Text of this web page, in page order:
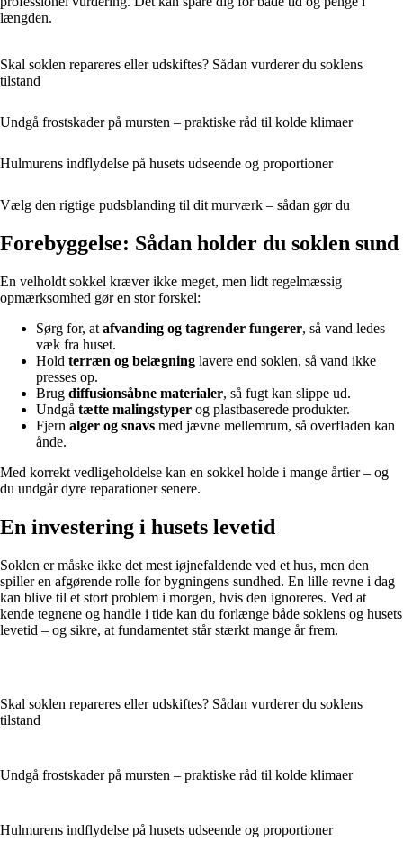
længden.
Skal soklen repareres eller udskiftes? Sådan vurderer du soklens
tilstand
Undgå frostskader på mursten – praktiske råd til kolde klimaer
Hulmurens indflydelse på husets udseende og proportioner
Vælg den rigtige pudsblanding til dit murværk – sådan gør du
Forebyggelse: Sådan holder du soklen sund
En velholdt sokkel kræver ikke meget, men lidt regelmæssig
opmærksomhed gør en stor forskel:
Sørg for, at afvanding og tagrender fungerer, så vand ledes
væk fra huset.
Hold terræn og belægning lavere end soklen, så vand ikke
presses op.
Brug diffusionsåbne materialer, så fugt kan slippe ud.
Undgå tætte malingstyper og plastbaserede produkter.
Fjern alger og snavs med jævne mellemrum, så overfladen kan
ånde.
Med korrekt vedligeholdelse kan en sokkel holde i mange årtier – og
du undgår dyre reparationer senere.
En investering i husets levetid
Soklen er måske ikke det mest iøjnefaldende ved et hus, men den
spiller en afgørende rolle for bygningens sundhed. En lille revne i dag
kan blive til et stort problem i morgen, hvis den ignoreres. Ved at
kende tegnene og handle i tide kan du forlænge både soklens og husets
levetid – og sikre, at fundamentet står stærkt mange år frem.
Skal soklen repareres eller udskiftes? Sådan vurderer du soklens
tilstand
Undgå frostskader på mursten – praktiske råd til kolde klimaer
Hulmurens indflydelse på husets udseende og proportioner